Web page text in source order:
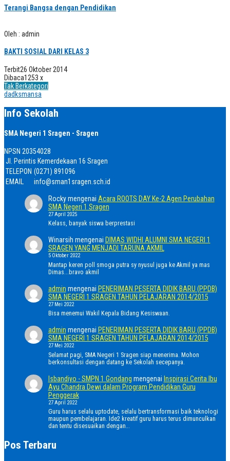
Terangi Bangsa dengan Pendidikan
Oleh : admin
BAKTI SOSIAL DARI KELAS 3
Terbit26 Oktober 2014
Dibaca1253 x
Tak Berkategori
dadksmansa
Info Sekolah
SMA Negeri 1 Sragen - Sragen
NPSN 20354028
Jl. Perintis Kemerdekaan 16 Sragen
TELEPON (0271) 891096
EMAIL
info@sman1sragen.sch.id
Rockymengenai Acara ROOTS DAY Ke-2 Agen Perubahan
SMA Negeri 1 Sragen
27 April 2025
Kelass, banyak siswa berprestasi
Winarsih mengenai DIMAS WIDHI ALUMNI SMA NEGERI 1
SRAGEN YANG MENJADI TARUNA AKMIL
5 Oktober 2022
Mantap keren poll smoga putra sy nyusul juga ke Akmil ya mas
Dimas...bravo akmil
admin mengenai PENERIMAN PESERTA DIDIK BARU (PPDB)
SMA NEGERI 1 SRAGEN TAHUN PELAJARAN 2014/2015
27 Mei 2022
Bisa menemui Wakil Kepala Bidang Kesiswaan.
admin mengenai PENERIMAN PESERTA DIDIK BARU (PPDB)
SMA NEGERI 1 SRAGEN TAHUN PELAJARAN 2014/2015
27 Mei 2022
Selamat pagi, SMA Negeri 1 Sragen siap menerima. Mohon
berkonsultasi dengan datang ke Sekolah secepanya.
Isbandiyo - SMPN 1 Gondang mengenai Inspirasi Cerita Ibu
Ayu Chandra Dewi dalam Program Pendidikan Guru
Penggerak
27 April 2022
Guru harus selalu uptodate, selalu bertransformasi baik teknologi
maupun pembelajaran. Ide2 kreatif guru harus terus dimunculkan
dan tentu disesuaikan dengan…
Pos Terbaru